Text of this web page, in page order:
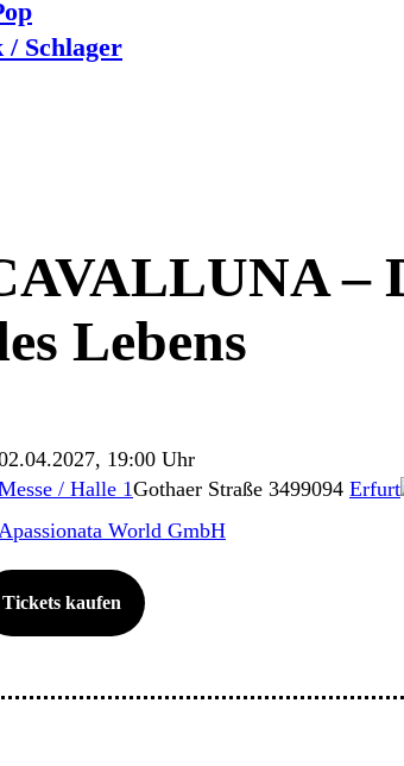
/ Schlager
–
Lebens
19:00 Uhr
/ Halle 1Gothaer Straße 3499094 Erfurt
World GmbH
Tickets kaufen